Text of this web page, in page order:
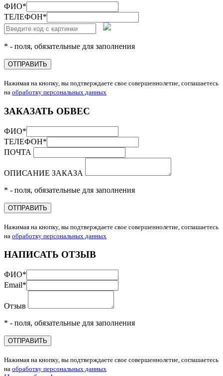
ФИО*
ТЕЛЕФОН*
* - поля, обязательные для заполнения
ОТПРАВИТЬ
Нажимая на кнопку, вы подтверждаете свое совершеннолетие, соглашаетесь
на обработку персональных данных
ЗАКАЗАТЬ ОБВЕС
ФИО*
ТЕЛЕФОН*
ПОЧТА
ОПИСАНИЕ ЗАКАЗА
* - поля, обязательные для заполнения
ОТПРАВИТЬ
Нажимая на кнопку, вы подтверждаете свое совершеннолетие, соглашаетесь
на обработку персональных данных
НАПИСАТЬ ОТЗЫВ
ФИО*
Email*
Отзыв
* - поля, обязательные для заполнения
ОТПРАВИТЬ
Нажимая на кнопку, вы подтверждаете свое совершеннолетие, соглашаетесь
на обработку персональных данных